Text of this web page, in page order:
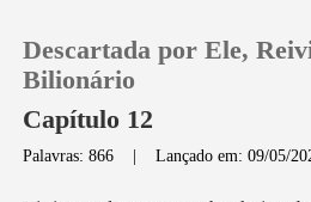
Descartada por Ele,
Bilionário
Capítulo 12
Palavras: 866 |Lançado em: 09/05/